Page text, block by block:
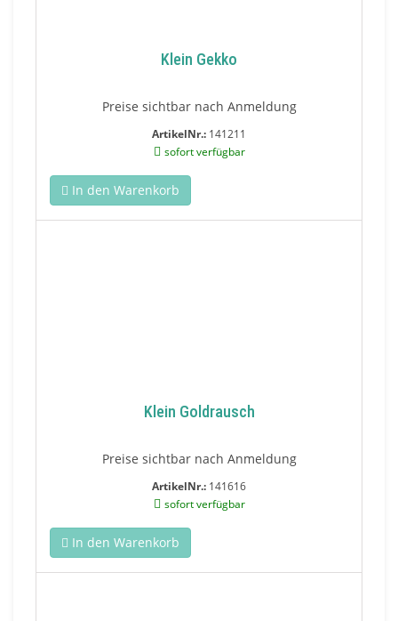
Klein Gekko
Preise sichtbar nach Anmeldung
ArtikelNr.: 141211
sofort verfügbar
In den Warenkorb
Klein Goldrausch
Preise sichtbar nach Anmeldung
ArtikelNr.: 141616
sofort verfügbar
In den Warenkorb